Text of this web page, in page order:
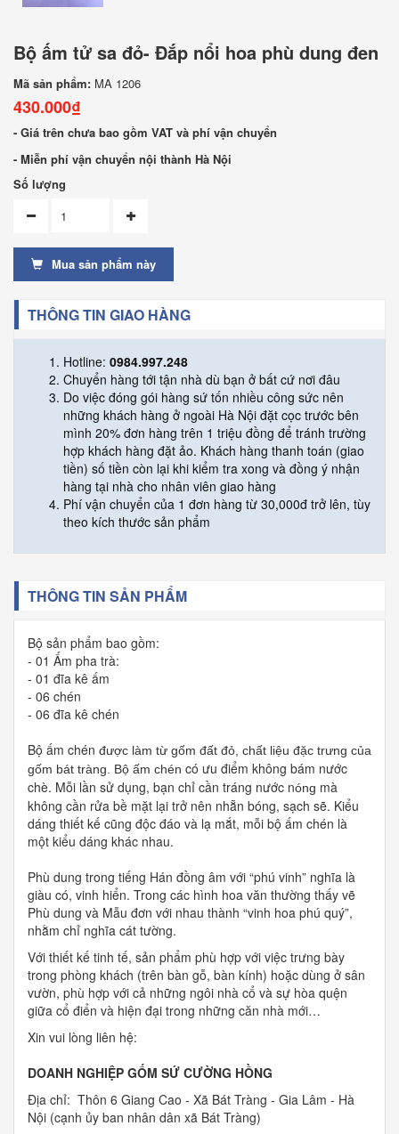
Bộ ấm tử sa đỏ- Đắp nổi hoa phù dung đen
Mã sản phẩm: MA 1206
430.000₫
- Giá trên chưa bao gồm VAT và phí vận chuyển
- Miễn phí vận chuyển nội thành Hà Nội
Số lượng
Mua sản phẩm này
THÔNG TIN GIAO HÀNG
Hotline: 0984.997.248
Chuyển hàng tới tận nhà dù bạn ở bất cứ nơi đâu
Do việc đóng gói hàng sứ tốn nhiều công sức nên
những khách hàng ở ngoài Hà Nội đặt cọc trước bên
mình 20% đơn hàng trên 1 triệu đồng để tránh trường
hợp khách hàng đặt ảo. Khách hàng thanh toán (giao
tiền) số tiền còn lại khi kiểm tra xong và đồng ý nhận
hàng tại nhà cho nhân viên giao hàng
Phí vận chuyển của 1 đơn hàng từ 30,000đ trở lên, tùy
theo kích thước sản phẩm
THÔNG TIN SẢN PHẨM
Bộ sản phẩm bao gồm:
- 01 Ấm pha trà:
- 01 đĩa kê ấm
- 06 chén
- 06 đĩa kê chén
Bộ ấm chén được làm từ gốm đất đỏ, chất liệu đặc trưng của
gốm bát tràng. Bộ ấm chén có ưu điểm không bám nước
chè. Mỗi lần sử dụng, bạn chỉ cần tráng nước nóng mà
không cần rửa bề mặt lại trở nên nhẵn bóng, sạch sẽ. Kiểu
dáng thiết kế cũng độc đáo và lạ mắt, mỗi bộ ấm chén là
một kiểu dáng khác nhau.
Phù dung trong tiếng Hán đồng âm với “phú vinh” nghĩa là
giàu có, vinh hiển. Trong các hình hoa văn thường thấy vẽ
Phù dung và Mẫu đơn với nhau thành “vinh hoa phú quý”,
nhằm chỉ nghĩa cát tường.
Với thiết kế tinh tế, sản phẩm phù hợp với việc trưng bày
trong phòng khách (trên bàn gỗ, bàn kính) hoặc dùng ở sân
vườn, phù hợp với cả những ngôi nhà cổ và sự hòa quện
giữa cổ điển và hiện đại trong những căn nhà mới…
Xin vui lòng liên hệ:
DOANH NGHIỆP GỐM SỨ CƯỜNG HỒNG
Địa chỉ: Thôn 6 Giang Cao - Xã Bát Tràng - Gia Lâm - Hà
Nội (cạnh ủy ban nhân dân xã Bát Tràng)